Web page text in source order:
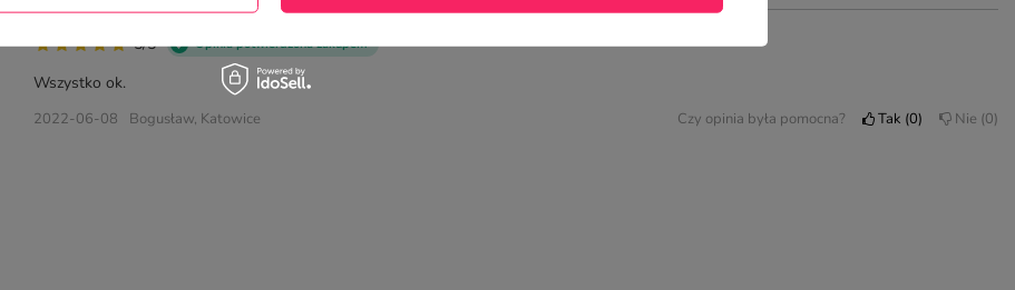
5/5 Opinia potwierdzona zakupem
Wszystko ok.
2022-06-08 Bogusław, Katowice Czy opinia była pomocna? Tak 0 Nie 0